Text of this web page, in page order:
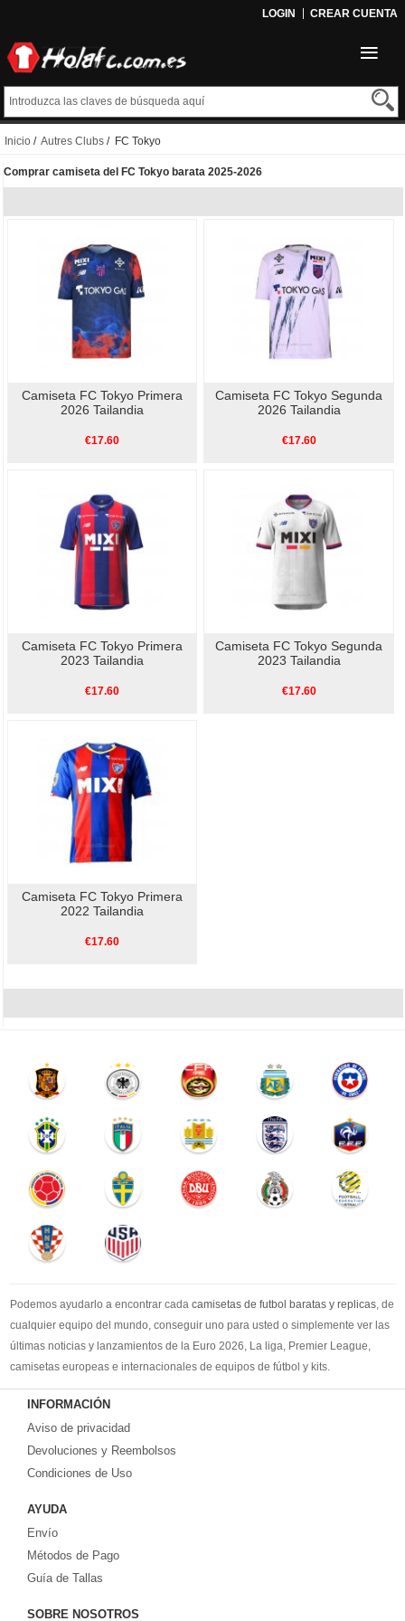
LOGIN CREAR CUENTA
Inicio / Autres Clubs / FC Tokyo
Comprar camiseta del FC Tokyo barata 2025-2026
Camiseta FC Tokyo Primera
2026 Tailandia
€17.60
Camiseta FC Tokyo Segunda
2026 Tailandia
€17.60
Camiseta FC Tokyo Primera
2023 Tailandia
€17.60
Camiseta FC Tokyo Segunda
2023 Tailandia
€17.60
Camiseta FC Tokyo Primera
2022 Tailandia
€17.60
Podemos ayudarlo a encontrar cada camisetas de futbol baratas y replicas, de
cualquier equipo del mundo, conseguir uno para usted o simplemente ver las
últimas noticias y lanzamientos de la Euro 2026, La liga, Premier League,
camisetas europeas e internacionales de equipos de fútbol y kits.
Comprecamisetas de futbol baratasen la tienda deportiva más grande de
Europa. ¡Grandes ofertas en todas las camisetas del club de fútbol, ​​kits
europeos e internacionales, todo a los precios más bajos!
Compre nuestra gran selección de
equipaciones, camisetas y un portero a partir de €17.6. Diseños de fútbol
INFORMACIÓN
Aviso de privacidad
Devoluciones y Reembolsos
Condiciones de Uso
AYUDA
Envío
Métodos de Pago
Guía de Tallas
SOBRE NOSOTROS